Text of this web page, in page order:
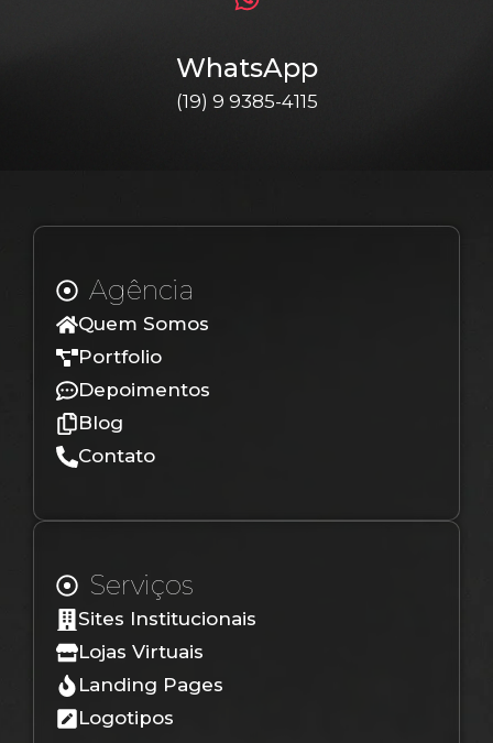
WhatsApp
(19) 9 9385-4115
Agência
Quem Somos
Portfolio
Depoimentos
Blog
Contato
Serviços
Sites Institucionais
Lojas Virtuais
Landing Pages
Logotipos